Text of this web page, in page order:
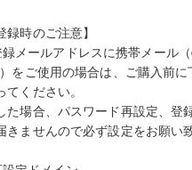
録時のご注意】
メールアドレスに携帯メール（
をご使用の場合は、ご購入前
ください。
た場合、パスワード再設定、登
ませんので必ず設定をお願い